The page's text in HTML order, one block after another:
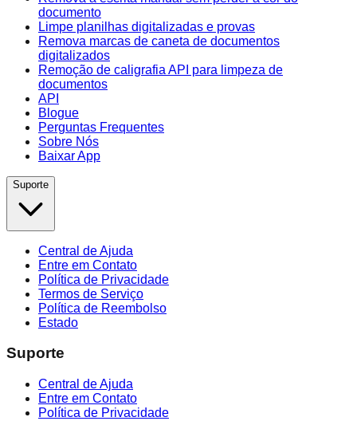
documento
Limpe planilhas digitalizadas e provas
Remova marcas de caneta de documentos
digitalizados
Remoção de caligrafia API para limpeza de
documentos
API
Blogue
Perguntas Frequentes
Sobre Nós
Baixar App
Suporte
Central de Ajuda
Entre em Contato
Política de Privacidade
Termos de Serviço
Política de Reembolso
Estado
Suporte
Central de Ajuda
Entre em Contato
Política de Privacidade